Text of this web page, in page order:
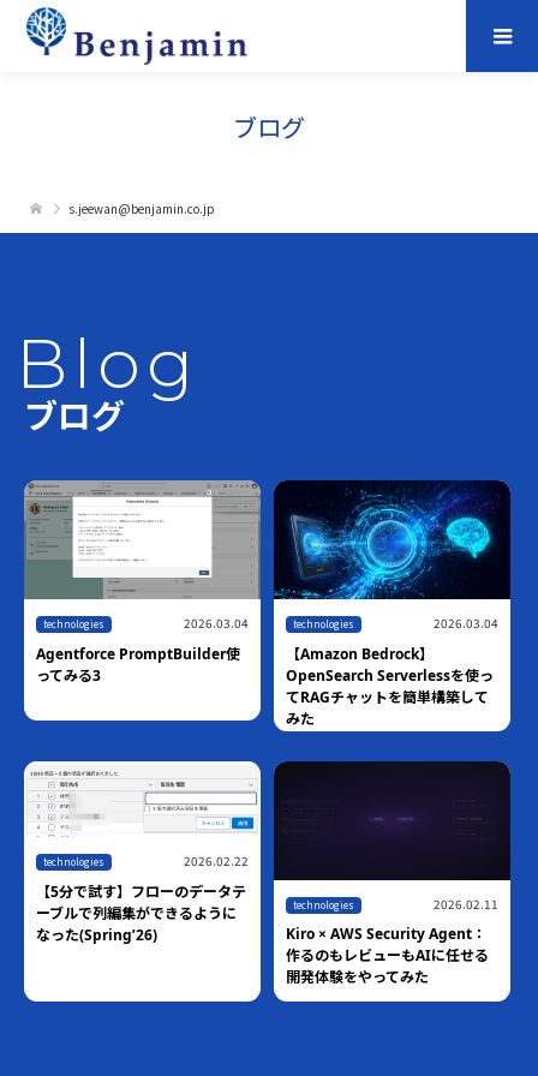
ブログ
s.jeewan@benjamin.co.jp
Blog
ブログ
technologies 2026.03.04
Agentforce PromptBuilder使
ってみる3
technologies 2026.03.04
【Amazon Bedrock】
OpenSearch Serverlessを使っ
てRAGチャットを簡単構築して
みた
technologies 2026.02.22
【5分で試す】フローのデータテ
ーブルで列編集ができるように
なった(Spring’26)
technologies 2026.02.11
Kiro × AWS Security Agent：
作るのもレビューもAIに任せる
開発体験をやってみた